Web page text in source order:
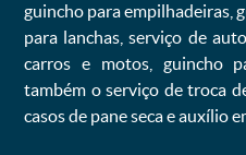
guincho para empilhadeiras,
para lanchas, serviço de
carros e motos, guincho
também o serviço de troca
casos de pane seca e auxílio em